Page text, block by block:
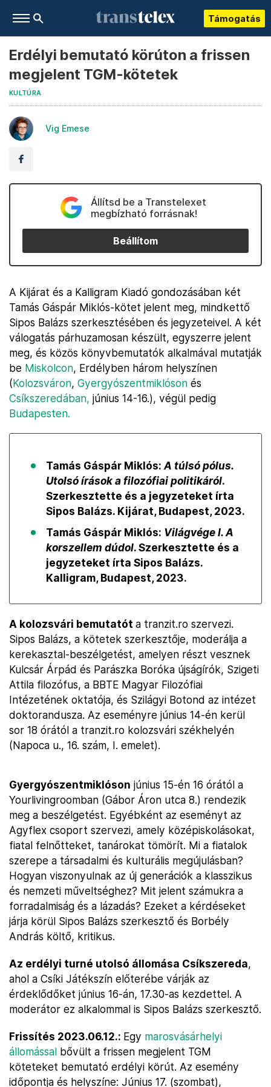
Támogatás
Erdélyi bemutató körúton a frissen
megjelent TGM-kötetek
KULTÚRA
Vig Emese
Állítsd be a Transtelexet
megbízható forrásnak!
Beállítom
A Kijárat és a Kalligram Kiadó gondozásában két
Tamás Gáspár Miklós-kötet jelent meg, mindkettő
Sipos Balázs szerkesztésében és jegyzeteivel. A két
válogatás párhuzamosan készült, egyszerre jelent
meg, és közös könyvbemutatók alkalmával mutatják
be Miskolcon, Erdélyben három helyszínen
(Kolozsváron, Gyergyószentmiklóson és
Csíkszeredában, június 14-16.), végül pedig
Budapesten.
Tamás Gáspár Miklós: A túlsó pólus.
Utolsó írások a filozófiai politikáról.
Szerkesztette és a jegyzeteket írta
Sipos Balázs. Kijárat, Budapest, 2023.
Tamás Gáspár Miklós: Világvége I. A
korszellem dúdol. Szerkesztette és a
jegyzeteket írta Sipos Balázs.
Kalligram, Budapest, 2023.
A kolozsvári bemutatót a tranzit.ro szervezi.
Sipos Balázs, a kötetek szerkesztője, moderálja a
kerekasztal-beszélgetést, amelyen részt vesznek
Kulcsár Árpád és Parászka Boróka újságírók, Szigeti
Attila filozófus, a BBTE Magyar Filozófiai
Intézetének oktatója, és Szilágyi Botond az intézet
doktorandusza. Az eseményre június 14-én kerül
sor 18 órától a tranzit.ro kolozsvári székhelyén
(Napoca u., 16. szám, I. emelet).
Gyergyószentmiklóson június 15-én 16 órától a
Yourlivingroomban (Gábor Áron utca 8.) rendezik
meg a beszélgetést. Egyébként az eseményt az
Agyflex csoport szervezi, amely középiskolásokat,
fiatal felnőtteket, tanárokat tömörít. Mi a fiatalok
szerepe a társadalmi és kulturális megújulásban?
Hogyan viszonyulnak az új generációk a klasszikus
és nemzeti műveltséghez? Mit jelent számukra a
forradalmiság és a lázadás? Ezeket a kérdéseket
járja körül Sipos Balázs szerkesztő és Borbély
András költő, kritikus.
Az erdélyi turné utolsó állomása Csíkszereda,
ahol a Csíki Játékszín előterébe várják az
érdeklődőket június 16-án, 17.30-as kezdettel. A
moderátor ez alkalommal is Sipos Balázs szerkesztő.
Frissítés 2023.06.12.: Egy marosvásárhelyi
állomással bővült a frissen megjelent TGM
köteteket bemutató erdélyi körút. Az esemény
időpontja és helyszíne: Június 17. (szombat),